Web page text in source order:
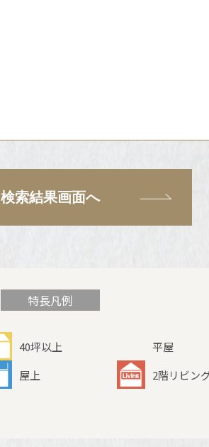
検索結果画面へ
特長凡例
40坪以上
平屋
屋上
2階リビン